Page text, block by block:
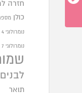
חזרה
כולן מספר
נומרולוגי 4
נומרולוגי 7
לבנים
תואר